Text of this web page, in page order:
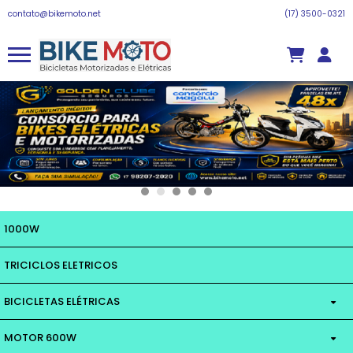
contato@bikemoto.net (17) 3500-0321
1000W
TRICICLOS ELETRICOS
BICICLETAS ELÉTRICAS
MOTOR 350W
MOTOR 600W